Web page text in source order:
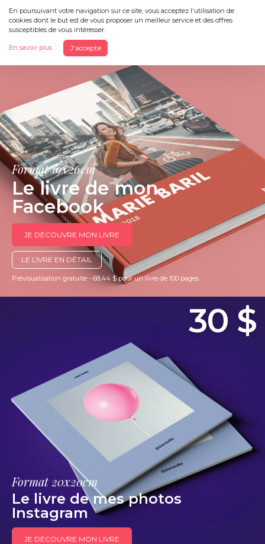
En poursuivant votre navigation sur ce site, vous acceptez l'utilisation de
cookies dont le but est de vous proposer un meilleur service et des offres
susceptibles de vous intéresser.
En savoir plus J'accepte
Menu
Format 19x26cm
Le livre de mon
Facebook
JE DÉCOUVRE MON LIVRE
LE LIVRE EN DÉTAIL
Prévisualisation gratuite - 68,44 $ pour un livre de 100 pages
30 $
Format 20x20cm
Le livre de mes photos
Instagram
JE DÉCOUVRE MON LIVRE